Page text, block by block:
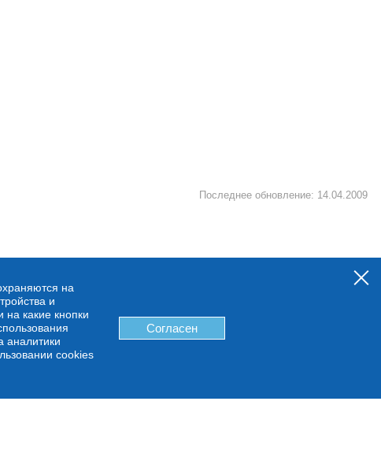
Последнее обновление: 14.04.2009
на
и
на какие кнопки
аналитики
cookies
Согласен